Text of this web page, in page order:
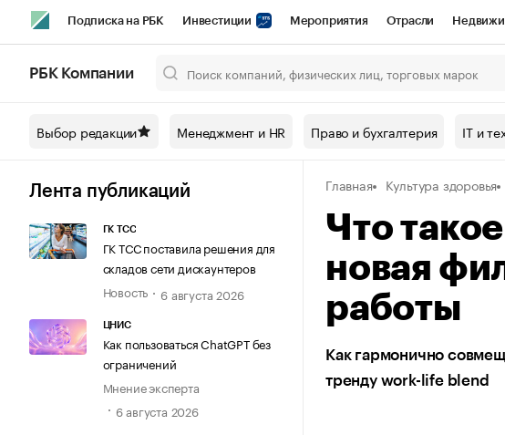
Подписка на РБК Инвестиции Мероприятия Отрасли
Спецпроекты СПб Конференции СПб Спецпроекты Проверка
Технологии и медиа Рынок наличной валюты
РБК Компании
Выбор редакции Менеджмент и HR Право и бухгалтерия IT и
Лента публикаций
ГК ТСС
ГК ТСС поставила решения для
складов сети дискаунтеров
Новость
6 августа 2026
ЦНИС
Как пользоваться ChatGPT без
ограничений
Мнение эксперта
6 августа 2026
Главная Культура здоровья
Что
новая
работы
Как гармонично
тренду work-life blend